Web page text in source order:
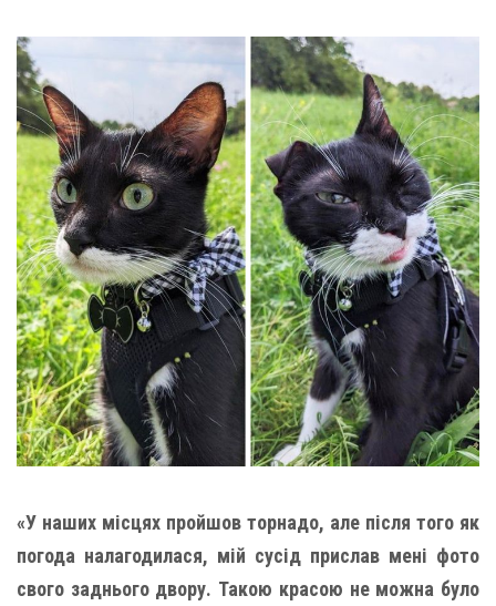
«У наших місцях пройшов торнадо, але після того як
погода налагодилася, мій сусід прислав мені фото
свого заднього двору. Такою красою не можна було